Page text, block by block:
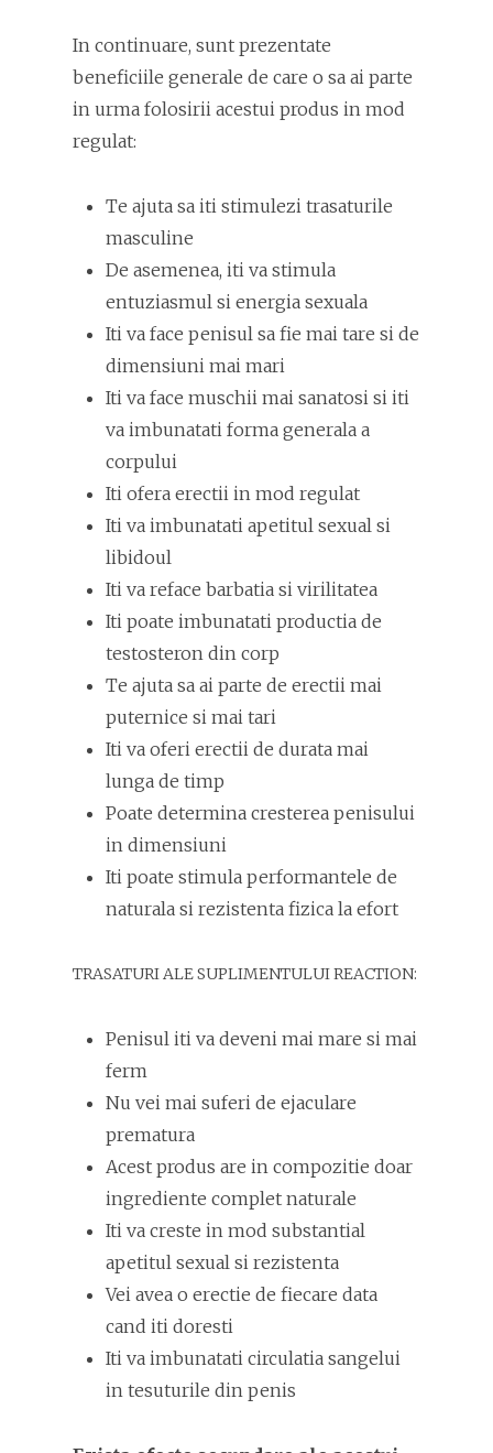
In continuare, sunt prezentate
beneficiile generale de care o sa ai parte
in urma folosirii acestui produs in mod
regulat:
Te ajuta sa iti stimulezi trasaturile
masculine
De asemenea, iti va stimula
entuziasmul si energia sexuala
Iti va face penisul sa fie mai tare si de
dimensiuni mai mari
Iti va face muschii mai sanatosi si iti
va imbunatati forma generala a
corpului
Iti ofera erectii in mod regulat
Iti va imbunatati apetitul sexual si
libidoul
Iti va reface barbatia si virilitatea
Iti poate imbunatati productia de
testosteron din corp
Te ajuta sa ai parte de erectii mai
puternice si mai tari
Iti va oferi erectii de durata mai
lunga de timp
Poate determina cresterea penisului
in dimensiuni
Iti poate stimula performantele de
naturala si rezistenta fizica la efort
TRASATURI ALE SUPLIMENTULUI REACTION:
Penisul iti va deveni mai mare si mai
ferm
Nu vei mai suferi de ejaculare
prematura
Acest produs are in compozitie doar
ingrediente complet naturale
Iti va creste in mod substantial
apetitul sexual si rezistenta
Vei avea o erectie de fiecare data
cand iti doresti
Iti va imbunatati circulatia sangelui
in tesuturile din penis